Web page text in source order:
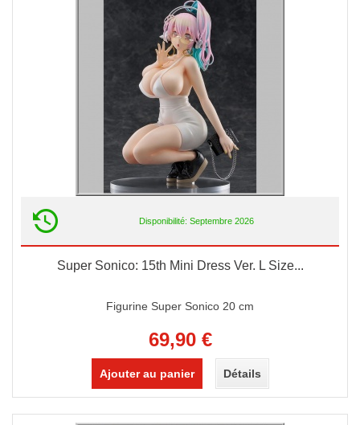
Disponibilité: Septembre 2026
Super Sonico: 15th Mini Dress Ver. L Size...
Figurine Super Sonico 20 cm
69,90 €
Ajouter au panier Détails